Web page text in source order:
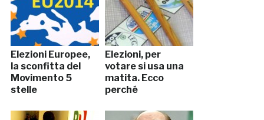
Elezioni Europee,
la sconfitta del
Movimento 5
stelle
Elezioni, per
votare si usa una
matita. Ecco
perché